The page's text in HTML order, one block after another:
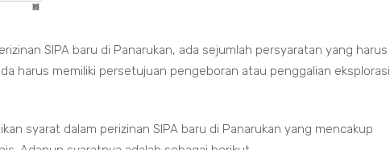
SIPA baru di Panarukan, ada sejumlah persyaratan yang harus
harus memiliki persetujuan pengeboran atau penggalian eksplorasi
syarat dalam perizinan SIPA baru di Panarukan yang mencakup